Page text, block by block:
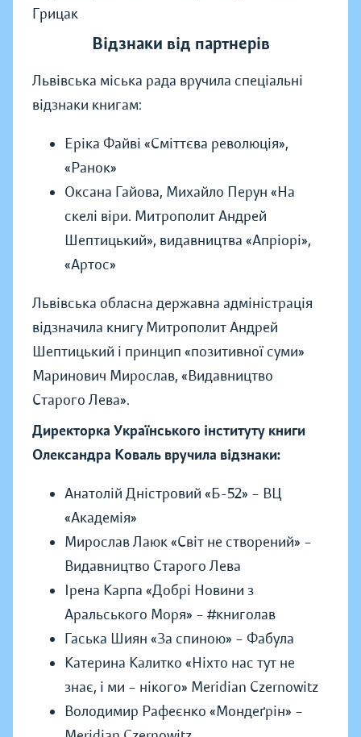
Грицак
Відзнаки від партнерів
Львівська міська рада вручила спеціальні
відзнаки книгам:
Еріка Файві «Сміттєва революція»,
«Ранок»
Оксана Гайова, Михайло Перун «На
скелі віри. Митрополит Андрей
Шептицький», видавництва «Апріорі»,
«Артос»
Львівська обласна державна адміністрація
відзначила книгу Митрополит Андрей
Шептицький і принцип «позитивної суми»
Маринович Мирослав, «Видавництво
Старого Лева».
Директорка Українського інституту книги
Олександра Коваль вручила відзнаки:
Анатолій Дністровий «Б-52» – ВЦ
«Академія»
Мирослав Лаюк «Світ не створений» –
Видавництво Старого Лева
Ірена Карпа «Добрі Новини з
Аральського Моря» – #книголав
Гаська Шиян «За спиною» – Фабула
Катерина Калитко «Ніхто нас тут не
знає, і ми – нікого» Meridian Czernowitz
Володимир Рафеєнко «Мондеґрін» –